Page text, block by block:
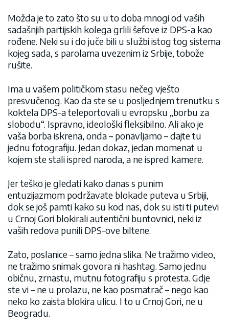
Možda je to zato što su u to doba mnogi od vaših
sadašnjih partijskih kolega grlili šefove iz DPS-a kao
rođene. Neki su i do juče bili u službi istog tog sistema
kojeg sada, s parolama uvezenim iz Srbije, tobože
rušite.
Ima u vašem političkom stasu nečeg vješto
presvučenog. Kao da ste se u posljednjem trenutku s
koktela DPS-a teleportovali u evropsku „borbu za
slobodu“. Ispravno, ideološki fleksibilno. Ali ako je
vaša borba iskrena, onda – ponavljamo – dajte tu
jednu fotografiju. Jedan dokaz, jedan momenat u
kojem ste stali ispred naroda, a ne ispred kamere.
Jer teško je gledati kako danas s punim
entuzijazmom podržavate blokade puteva u Srbiji,
dok se još pamti kako su kod nas, dok su isti ti putevi
u Crnoj Gori blokirali autentični buntovnici, neki iz
vaših redova punili DPS-ove biltene.
Zato, poslanice – samo jedna slika. Ne tražimo video,
ne tražimo snimak govora ni hashtag. Samo jednu
običnu, zrnastu, mutnu fotografiju s protesta. Gdje
ste vi – ne u prolazu, ne kao posmatrač – nego kao
neko ko zaista blokira ulicu. I to u Crnoj Gori, ne u
Beogradu.